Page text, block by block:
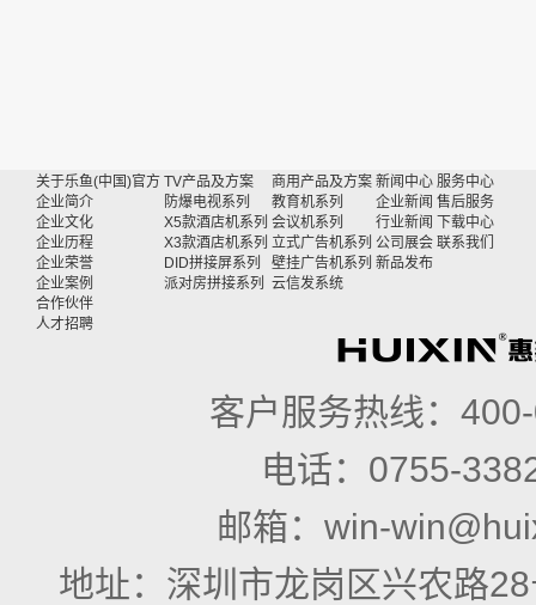
客户服务热线：
电话： 0755-
邮箱： win-
地址： 深圳市龙岗区兴农路
关于乐鱼(中国)官方
企业简介
企业文化
企业历程
企业荣誉
企业案例
合作伙伴
人才招聘
TV产品及方案
防爆电视系列
X5款酒店机系列
X3款酒店机系列
DID拼接屏系列
派对房拼接系列
商用产品及方案
教育机系列
会议机系列
立式广告机系列
壁挂广告机系列
云信发系统
新闻中心
企业新闻
行业新闻
公司展会
新品发布
服务中心
售后服务
下载中心
联系我们